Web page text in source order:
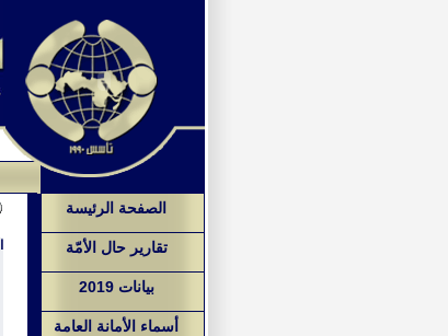
الصفحة الرئيسة
تقارير حال الأمّة
بيانات 2019
أسماء الأمانة العامة